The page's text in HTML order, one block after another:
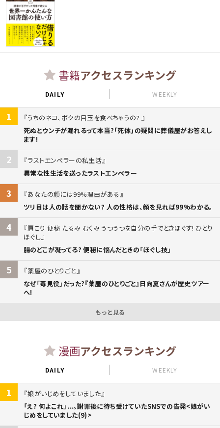
書籍アクセスランキング
DAILY WEEKLY
1
うちのネコ、ボクの目玉を食べちゃうの?
死ぬとウンチが漏れるって本当?「死体」の疑問に葬儀屋がお答えし
ます!
2
ラストエンペラーの私生活
異常な性生活を送ったラストエンペラー
3
あなたの顔には99%理由がある
ツリ目は人の話を聞かない? 人の性格は、顔を見れば99%わかる。
4
肩こり 便秘 たるみ むくみ うつうつを自分の手でときほぐす! ひとり
ほぐし
腸のどこが凝ってる? 便秘に悩んだときの「ほぐし技」
5
薬屋のひとりごと
なぜ「毒見役」だった?『薬屋のひとりごと』日向夏さんが歴史ツアー
へ!
もっと見る
漫画アクセスランキング
DAILY WEEKLY
1
娘がいじめをしていました
「え? 何よこれ」...。謝罪後に待ち受けていたSNSでの告発<娘がい
じめをしていました(9)>